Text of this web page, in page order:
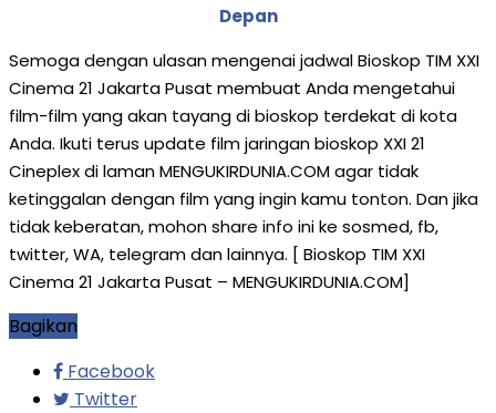
Depan
Semoga dengan ulasan mengenai jadwal Bioskop TIM XXI
Cinema 21 Jakarta Pusat membuat Anda mengetahui
film-film yang akan tayang di bioskop terdekat di kota
Anda. Ikuti terus update film jaringan bioskop XXI 21
Cineplex di laman MENGUKIRDUNIA.COM agar tidak
ketinggalan dengan film yang ingin kamu tonton. Dan jika
tidak keberatan, mohon share info ini ke sosmed, fb,
twitter, WA, telegram dan lainnya. [ Bioskop TIM XXI
Cinema 21 Jakarta Pusat – MENGUKIRDUNIA.COM]
Bagikan
Facebook
Twitter